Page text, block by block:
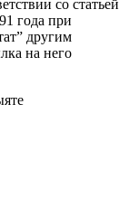
со статьей
года при
другим
на него